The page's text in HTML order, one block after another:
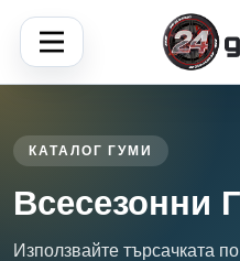
КАТАЛОГ ГУМИ
Всесезонни
Използвайте търсачката